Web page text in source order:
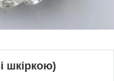
шкіркою)